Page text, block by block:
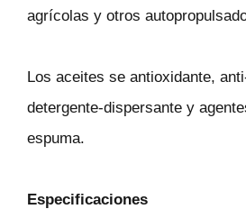
agrícolas y otros
Los aceites se antioxidante,
detergente-dispersante y
espuma.
Especificaciones